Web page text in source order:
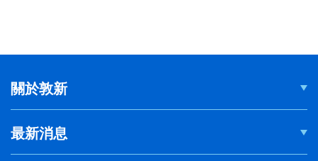
關於敦新
最新消息